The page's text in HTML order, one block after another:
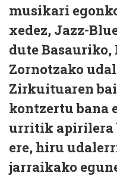
musikari
xedez, Jazz-
dute Basauriko,
Zornotzako
Zirkuituaren
kontzertu bana
urritik apirilera
ere, hiru
jarraikako